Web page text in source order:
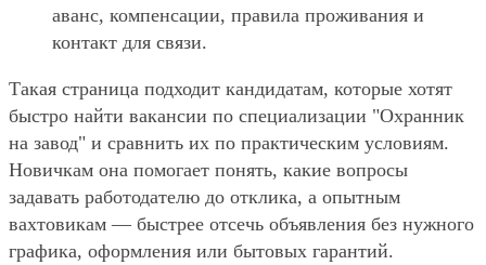
аванс, компенсации, правила проживания и
контакт для связи.
Такая страница подходит кандидатам, которые хотят
быстро найти вакансии по специализации "Охранник
на завод" и сравнить их по практическим условиям.
Новичкам она помогает понять, какие вопросы
задавать работодателю до отклика, а опытным
вахтовикам — быстрее отсечь объявления без нужного
графика, оформления или бытовых гарантий.